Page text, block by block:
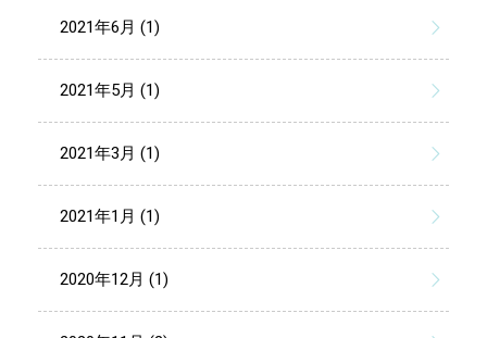
2021年6月 (1)
2021年5月 (1)
2021年3月 (1)
2021年1月 (1)
2020年12月 (1)